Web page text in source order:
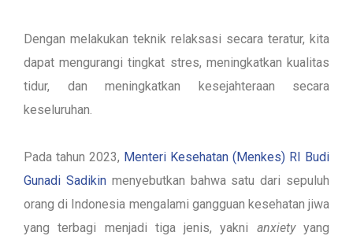
Dengan melakukan teknik relaksasi secara teratur, kita
dapat mengurangi tingkat stres, meningkatkan kualitas
tidur, dan meningkatkan kesejahteraan secara
keseluruhan.
Pada tahun 2023, Menteri Kesehatan (Menkes) RI Budi
Gunadi Sadikinmenyebutkan bahwa satu dari sepuluh
orang di Indonesia mengalami gangguan kesehatan jiwa
yang terbagi menjadi tiga jenis, yakni anxietyyang